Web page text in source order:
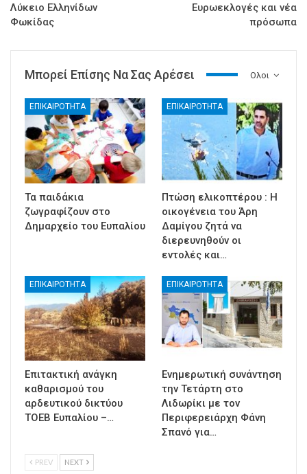
Λύκειο Ελληνίδων
Φωκίδας
Ευρωεκλογές και νέα
πρόσωπα
Ολοι
Μπορεί Επίσης Να Σας Αρέσει
ΕΠΙΚΑΙΡΟΤΗΤΑ
Τα παιδάκια
ζωγραφίζουν στο
Δημαρχείο του Ευπαλίου
ΕΠΙΚΑΙΡΟΤΗΤΑ
Πτώση ελικοπτέρου : Η
οικογένεια του Άρη
Δαμίγου ζητά να
διερευνηθούν οι
εντολές και…
ΕΠΙΚΑΙΡΟΤΗΤΑ
Επιτακτική ανάγκη
καθαρισμού του
αρδευτικού δικτύου
ΤΟΕΒ Ευπαλίου –…
ΕΠΙΚΑΙΡΟΤΗΤΑ
Ενημερωτική συνάντηση
την Τετάρτη στο
Λιδωρίκι με τον
Περιφερειάρχη Φάνη
Σπανό για…
PREV NEXT